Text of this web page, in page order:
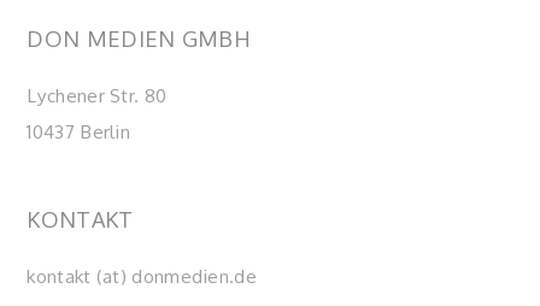
DON MEDIEN GMBH
Lychener Str. 80
10437 Berlin
KONTAKT
kontakt (at) donmedien.de